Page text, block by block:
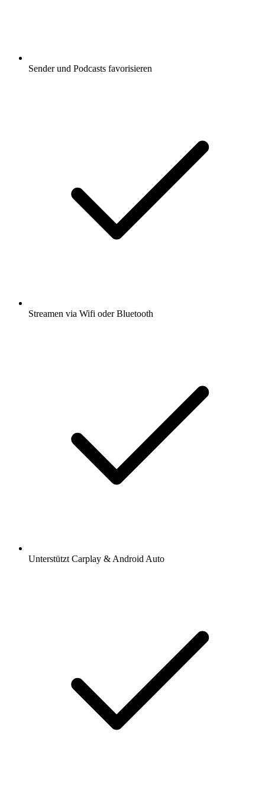
Sender und Podcasts favorisieren
Streamen via Wifi oder Bluetooth
Unterstützt Carplay & Android Auto